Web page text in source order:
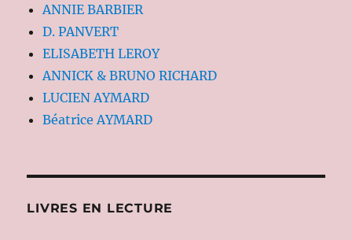
ANNIE BARBIER
D. PANVERT
ELISABETH LEROY
ANNICK & BRUNO RICHARD
LUCIEN AYMARD
Béatrice AYMARD
LIVRES EN LECTURE